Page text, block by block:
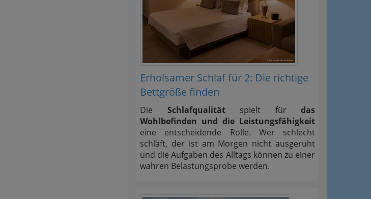
Erholsamer Schlaf für 2: Die richtige
Bettgröße finden
Die Schlafqualitätspielt für das
Wohlbefinden und die Leistungsfähigkeit
eine entscheidende Rolle. Wer schlecht
schläft, der ist am Morgen nicht ausgeruht
und die Aufgaben des Alltags können zu einer
wahren Belastungsprobe werden.